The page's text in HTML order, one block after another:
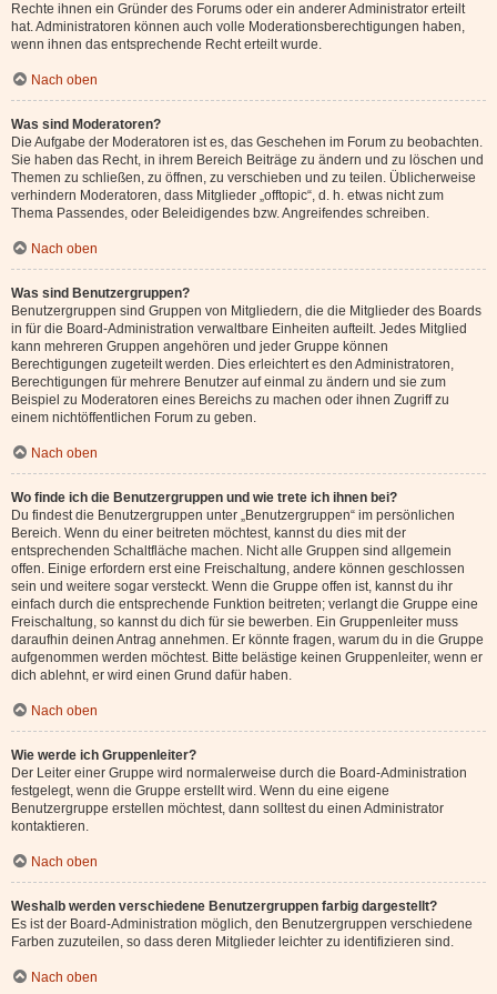
Rechte ihnen ein Gründer des Forums oder ein anderer Administrator erteilt
hat. Administratoren können auch volle Moderationsberechtigungen haben,
wenn ihnen das entsprechende Recht erteilt wurde.
Nach oben
Was sind Moderatoren?
Die Aufgabe der Moderatoren ist es, das Geschehen im Forum zu beobachten.
Sie haben das Recht, in ihrem Bereich Beiträge zu ändern und zu löschen und
Themen zu schließen, zu öffnen, zu verschieben und zu teilen. Üblicherweise
verhindern Moderatoren, dass Mitglieder „offtopic“, d. h. etwas nicht zum
Thema Passendes, oder Beleidigendes bzw. Angreifendes schreiben.
Nach oben
Was sind Benutzergruppen?
Benutzergruppen sind Gruppen von Mitgliedern, die die Mitglieder des Boards
in für die Board-Administration verwaltbare Einheiten aufteilt. Jedes Mitglied
kann mehreren Gruppen angehören und jeder Gruppe können
Berechtigungen zugeteilt werden. Dies erleichtert es den Administratoren,
Berechtigungen für mehrere Benutzer auf einmal zu ändern und sie zum
Beispiel zu Moderatoren eines Bereichs zu machen oder ihnen Zugriff zu
einem nichtöffentlichen Forum zu geben.
Nach oben
Wo finde ich die Benutzergruppen und wie trete ich ihnen bei?
Du findest die Benutzergruppen unter „Benutzergruppen“ im persönlichen
Bereich. Wenn du einer beitreten möchtest, kannst du dies mit der
entsprechenden Schaltfläche machen. Nicht alle Gruppen sind allgemein
offen. Einige erfordern erst eine Freischaltung, andere können geschlossen
sein und weitere sogar versteckt. Wenn die Gruppe offen ist, kannst du ihr
einfach durch die entsprechende Funktion beitreten; verlangt die Gruppe eine
Freischaltung, so kannst du dich für sie bewerben. Ein Gruppenleiter muss
daraufhin deinen Antrag annehmen. Er könnte fragen, warum du in die Gruppe
aufgenommen werden möchtest. Bitte belästige keinen Gruppenleiter, wenn er
dich ablehnt, er wird einen Grund dafür haben.
Nach oben
Wie werde ich Gruppenleiter?
Der Leiter einer Gruppe wird normalerweise durch die Board-Administration
festgelegt, wenn die Gruppe erstellt wird. Wenn du eine eigene
Benutzergruppe erstellen möchtest, dann solltest du einen Administrator
kontaktieren.
Nach oben
Weshalb werden verschiedene Benutzergruppen farbig dargestellt?
Es ist der Board-Administration möglich, den Benutzergruppen verschiedene
Farben zuzuteilen, so dass deren Mitglieder leichter zu identifizieren sind.
Nach oben